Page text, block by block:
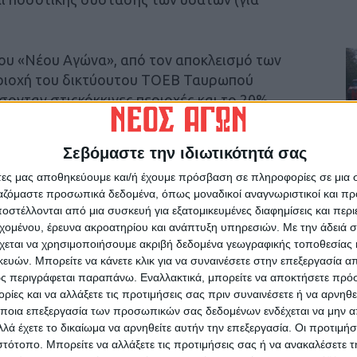
Σεβόμαστε την ιδιωτικότητά σας
μας αποθηκεύουμε και/ή έχουμε πρόσβαση σε πληροφορίες σε
προσωπικά δεδομένα, όπως μοναδικοί αναγνωριστικοί και
από μια συσκευή για εξατομικευμένες διαφημίσεις και
έρευνα ακροατηρίου και ανάπτυξη υπηρεσιών. Με την άδειά
να χρησιμοποιήσουμε ακριβή δεδομένα γεωγραφικής τοποθεσίας
Μπορείτε να κάνετε κλικ για να συναινέσετε στην επεξεργασία
περιγράφεται παραπάνω. Εναλλακτικά, μπορείτε να αποκτήσετε
και να αλλάξετε τις προτιμήσεις σας πριν συναινέσετε ή να
επεξεργασία των προσωπικών σας δεδομένων ενδέχεται να μην
έχετε το δικαίωμα να αρνηθείτε αυτήν την επεξεργασία. Οι
Μπορείτε να αλλάξετε τις προτιμήσεις σας ή να ανακαλέσετε
«Νέου Αγώνα», από τον αποκλεισμό των
του δικτύουτου ΤΟΕΒ Ταυρωπού
στιςκόκκινες περιοχές και το 20%
και στοιχειοθέτησεφάκελο για τον
του νερού(με επιφανειακά νερά κλπ)
όλες τις εκτάσεις τηςπεριοχής του
των 40ευρώ/στρέμμα η πολύτιμη
περίπου στα 1,2 εκ. ευρώ.